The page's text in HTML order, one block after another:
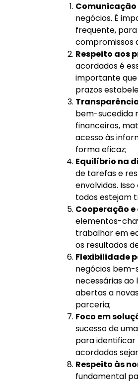
negócios. É
frequente,
compromissos
Respeito aos
acordados é
importante
prazos
bem-sucedida
financeiros,
acesso às
forma eficaz;
Equilíbrio na
de tarefas e
envolvidas.
todos estejam
Cooperação
elementos-
trabalhar em
os resultados
Flexibilidade
negócios bem-
necessárias
abertas a
parceria;
Foco em
sucesso de
para identificar
acordados
Respeito às
fundamental